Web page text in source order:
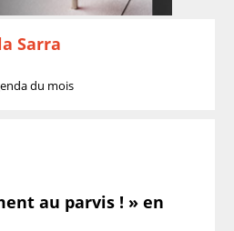
Sarra
du mois
au parvis ! » en